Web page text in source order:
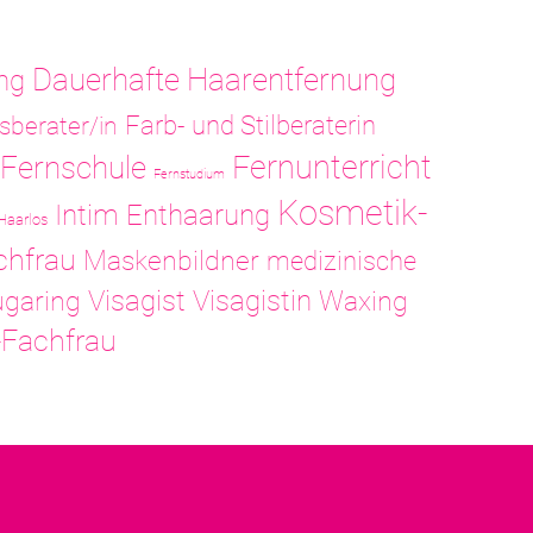
Dauerhafte Haarentfernung
in Farb- und Stilberaterin
Fernschule Fernstudium Fernunterricht
Intim Enthaarung Kosmetik-
Maskenbildner medizinische
Visagist Visagistin Waxing